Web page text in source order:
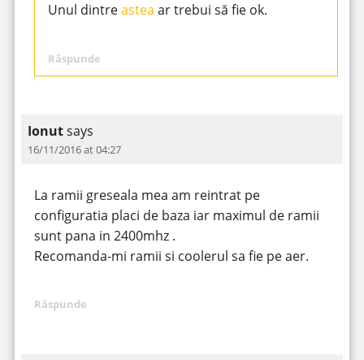
Unul dintreastea ar trebui să fie ok.
Răspunde
Ionutsays
16/11/2016 at 04:27
La ramii greseala mea am reintrat pe
configuratia placi de baza iar maximul de ramii
sunt pana in 2400mhz .
Recomanda-mi ramii si coolerul sa fie pe aer.
Răspunde